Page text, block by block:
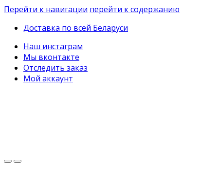
Перейти к навигации перейти к содержанию
Доставка по всей Беларуси
Наш инстаграм
Мы вконтакте
Отследить заказ
Мой аккаунт